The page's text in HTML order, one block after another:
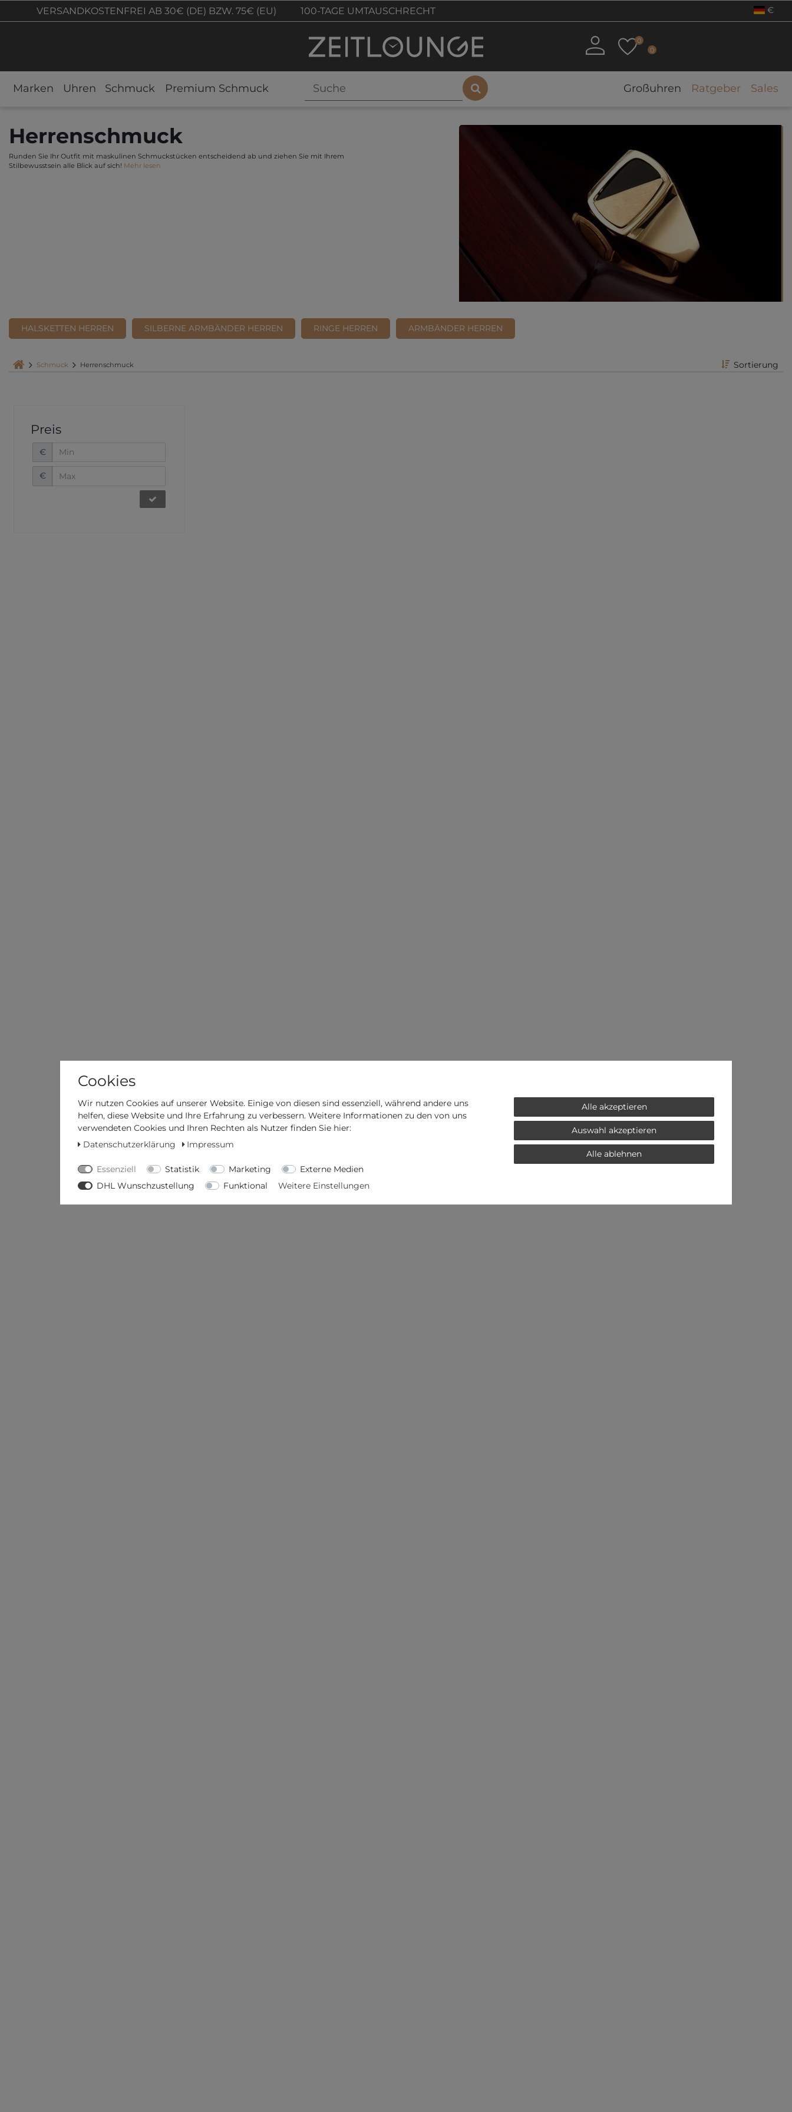
VERSANDKOSTENFREI AB 30€ (DE) BZW. 75€ (EU) 100-TAGE UMTAUSCHRECHT €
0
0
Marken Uhren Schmuck Premium Schmuck Großuhren Ratgeber Sales
Herrenschmuck
Runden Sie Ihr Outfit mit maskulinen Schmuckstücken entscheidend ab und ziehen Sie mit Ihrem
Stilbewusstsein alle Blick auf sich! Mehr lesen
HALSKETTEN HERREN SILBERNE ARMBÄNDER HERREN RINGE HERREN ARMBÄNDER HERREN
Schmuck Herrenschmuck Sortierung
Preis
€
€
Cookies
Wir nutzen Cookies auf unserer Website. Einige von diesen sind essenziell, während andere uns
helfen, diese Website und Ihre Erfahrung zu verbessern. Weitere Informationen zu den von uns
verwendeten Cookies und Ihren Rechten als Nutzer finden Sie hier:
Datenschutzerklärung
Impressum
Essenziell Statistik Marketing
Externe Medien
DHL Wunschzustellung
Funktional Weitere Einstellungen
Alle akzeptieren
Auswahl akzeptieren
Alle ablehnen